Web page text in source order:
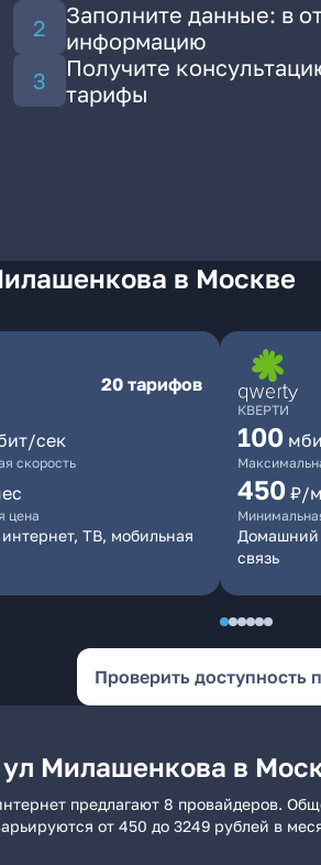
Заполните данные: в
информацию
Получите
тарифы
в Москве
20 тарифов
сек
скорость
цена
ТВ, мобильная
КВЕРТИ
100
450 ₽/
Домашний
связь
Проверить доступность
Милашенкова в
предлагают 8 провайдеров.
от 450 до 3249 рублей в